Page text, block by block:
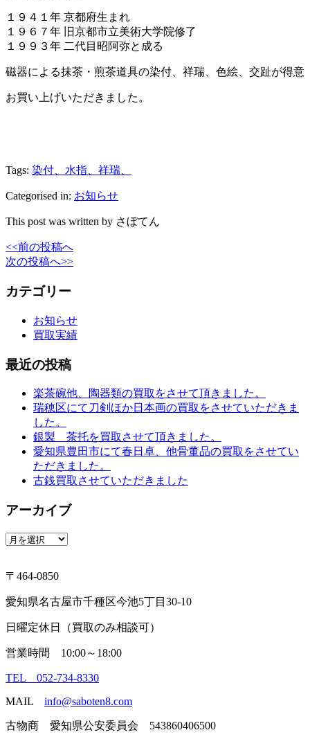
１９４１年 京都府生まれ
１９６７年 旧京都市立美術大学院修了
１９９３年 二代目昭阿弥と成る
磁器による抹茶・煎茶道具の染付、祥瑞、色絵、交趾が得意
お買い上げいただきました。
Tags: 染付、水指、祥瑞、
Categorised in: お知らせ
This post was written by さぼてん
<<前の投稿へ
次の投稿へ>>
カテゴリー
お知らせ
買取実績
最近の投稿
楽茶碗他、陶器類の買取をさせて頂きました。
瑞穂区にて刀剣ほか日本画の買取をさせていただきま
した。
銀製 茶托を買取させて頂きました。
愛知県豊田市にて春日卓、他骨董品の買取をさせてい
ただきました。
古銭買取させていただきました
アーカイブ
ア
イ
ブ
〒464-0850
愛知県名古屋市千種区今池5丁目30-10
日曜定休日（買取のみ相談可）
営業時間 10:00～18:00
TEL 052-734-8330
MAIL info@saboten8.com
古物商 愛知県公安委員会 543860406500